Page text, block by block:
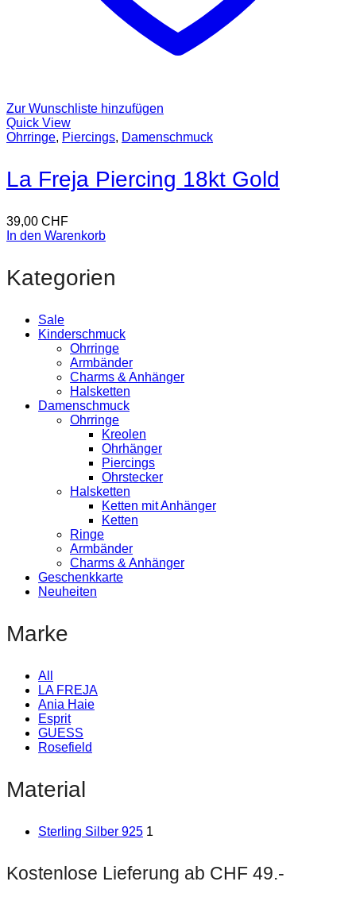
Zur Wunschliste hinzufügen
Quick View
Ohrringe, Piercings, Damenschmuck
La Freja Piercing 18kt Gold
39,00 CHF
In den Warenkorb
Kategorien
Sale
Kinderschmuck
Ohrringe
Armbänder
Charms & Anhänger
Halsketten
Damenschmuck
Ohrringe
Kreolen
Ohrhänger
Piercings
Ohrstecker
Halsketten
Ketten mit Anhänger
Ketten
Ringe
Armbänder
Charms & Anhänger
Geschenkkarte
Neuheiten
Marke
All
LA FREJA
Ania Haie
Esprit
GUESS
Rosefield
Material
Sterling Silber 925 1
Kostenlose Lieferung ab CHF 49.-